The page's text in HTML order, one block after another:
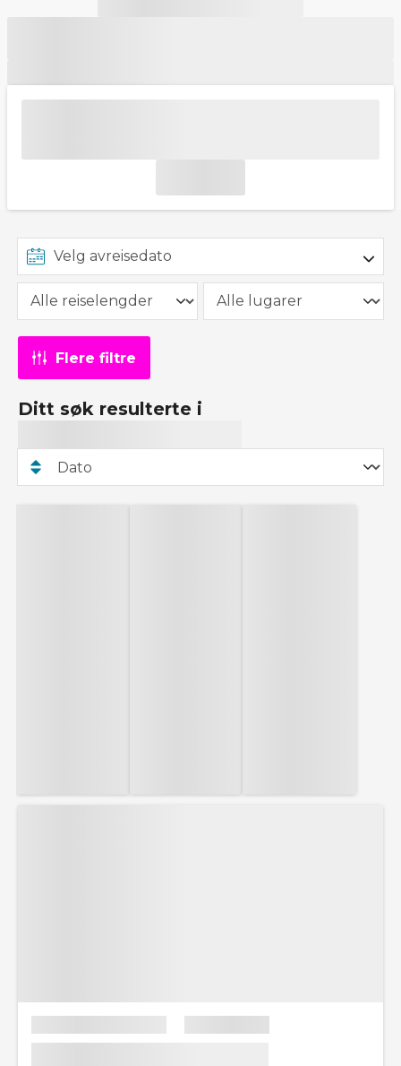
Flere filtre
Ditt søk resulterte i